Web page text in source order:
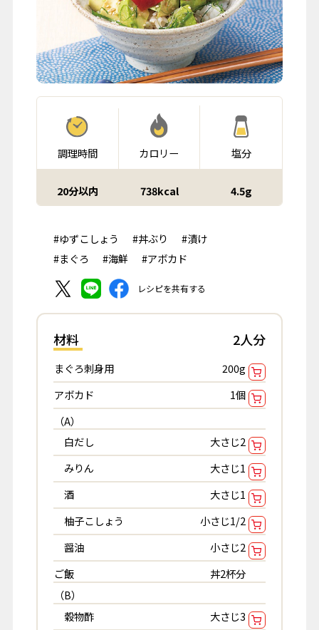
調理時間
20分以内
カロリー
738kcal
塩分
4.5g
#ゆずこしょう #丼ぶり
#漬け
#まぐろ
#海鮮 #アボカド
レシピを共有する
材料 2人分
まぐろ刺身用
200g
アボカド
1個
（A）
白だし
大さじ2
みりん
大さじ1
酒
大さじ1
柚子こしょう
小さじ1/2
醤油
小さじ2
ご飯
丼2杯分
（B）
穀物酢
大さじ3